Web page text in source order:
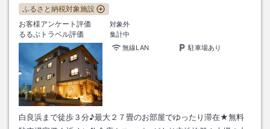
ふるさと納税対象施設
お客様アンケート評価
対象外
るるぶトラベル評価
集計中
無線LAN
駐車場あり
白良浜まで徒歩３分♪最大２７畳のお部屋でゆったり滞在★無料